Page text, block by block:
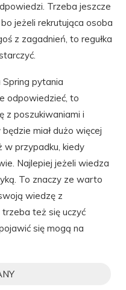
Trzeba jeszcze
jeżeli rekrutująca osoba
z zagadnień, to regułka
pytania
odpowiedzieć, to
z poszukiwaniami i
miał dużo więcej
w przypadku, kiedy
Najlepiej jeżeli wiedza
To znaczy ze warto
wiedzę z
też się uczyć
się mogą na